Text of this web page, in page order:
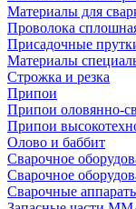
Материалы для
Проволока
Присадочные
Материалы
Строжка и резка
Припои
Припои оловянно-
Припои
Олово и баббит
Сварочное
Сварочное
Сварочные